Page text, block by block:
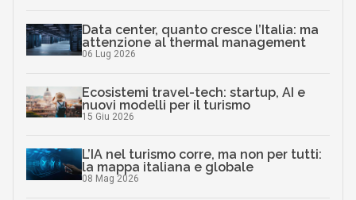
Data center, quanto cresce l’Italia: ma
attenzione al thermal management
06 Lug 2026
Ecosistemi travel-tech: startup, AI e
nuovi modelli per il turismo
15 Giu 2026
L’IA nel turismo corre, ma non per tutti:
la mappa italiana e globale
08 Mag 2026